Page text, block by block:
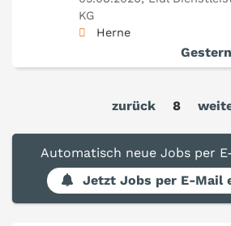
KG
Herne
zurück 8
Automatisch neue Jobs per
Jetzt Jobs per E-Mail